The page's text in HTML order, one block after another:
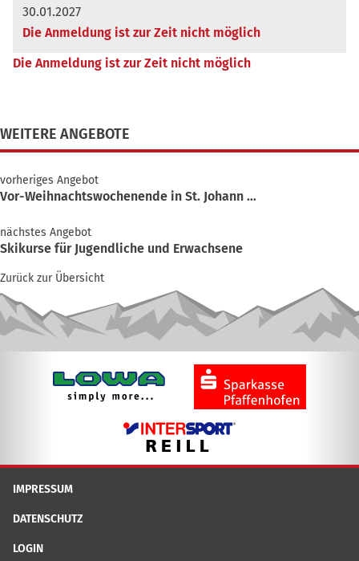
30.01.2027
Die Anmeldung ist zur Zeit nicht möglich
Die Anmeldung ist zur Zeit nicht möglich
WEITERE ANGEBOTE
vorheriges Angebot
Vor-Weihnachtswochenende in St. Johann …
nächstes Angebot
Skikurse für Jugendliche und Erwachsene
Zurück zur Übersicht
IMPRESSUM
DATENSCHUTZ
LOGIN